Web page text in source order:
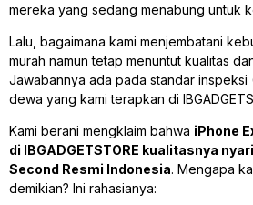
mereka yang sedang menabung untuk
Lalu, bagaimana kami menjembatani
murah namun tetap menuntut kualitas
Jawabannya ada pada standar inspeksi
dewa yang kami terapkan di
Kami berani mengklaim bahwa iPhone
di IBGADGETSTORE kualitasnya
Second Resmi Indonesia. Mengapa
demikian? Ini rahasianya: